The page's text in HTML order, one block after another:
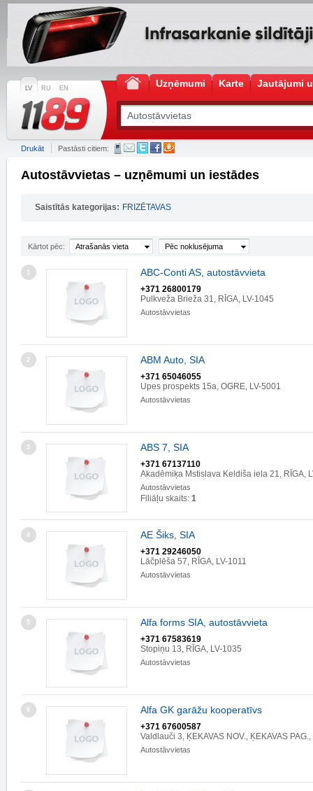
LV RU EN Uzņēmumi Karte Jautājumi
Drukāt Pastāsti citiem:
Autostāvvietas – uzņēmumi un iestādes
Saistītās kategorijas: FRIZĒTAVAS
Kārtot pēc: Atrašanās vieta Pēc noklusējuma
1 ABC-Conti AS, autostāvvieta
+371 26800179
Pulkveža Brieža 31, RĪGA, LV-1045
Autostāvvietas
2 ABM Auto, SIA
+371 65046055
Upes prospekts 15a, OGRE, LV-5001
Autostāvvietas
3 ABS 7, SIA
+371 67137110
Akadēmiķa Mstislava Keldiša iela 21, RĪGA,
Autostāvvietas
Filiāļu skaits: 1
4 AE Šiks, SIA
+371 29246050
Lāčplēša 57, RĪGA, LV-1011
Autostāvvietas
5 Alfa forms SIA, autostāvvieta
+371 67583619
Stopiņu 13, RĪGA, LV-1035
Autostāvvietas
6 Alfa GK garāžu kooperatīvs
+371 67600587
Valdlauči 3, ĶEKAVAS NOV., ĶEKAVAS
Autostāvvietas